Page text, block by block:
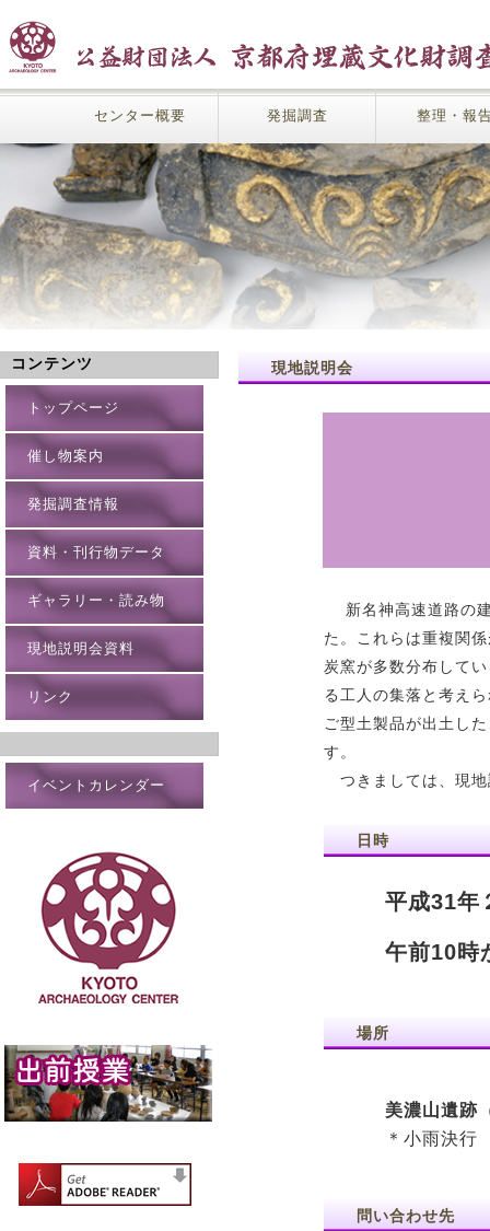
センター概要 発掘調査 整理・報
現地説明会
新名神高速道路の建
た。これらは重複関
炭窯が多数分布して
る工人の集落と考え
ご型土製品が出土し
す。
つきましては、現地
日時
平成31年
午前10時
場所
美濃山遺跡
＊小雨決行
問い合わせ先
コンテンツ
トップページ
催し物案内
発掘調査情報
資料・刊行物データ
ギャラリー・読み物
現地説明会資料
リンク
イベントカレンダー